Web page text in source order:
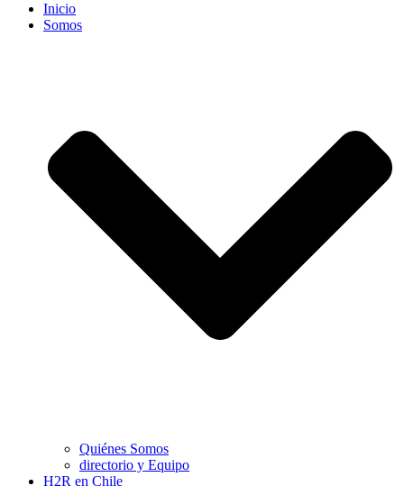
Inicio
Somos
Quiénes Somos
directorio y Equipo
H2R en Chile